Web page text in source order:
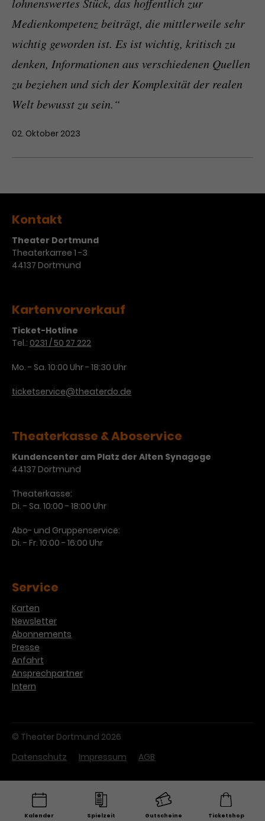
Medienkompetenz beiträgt, die mittlerweile sehr
wichtig geworden ist. Es ist wichtig, kritisch zu
denken, Informationen aus verschiedenen Quellen
zu beziehen und sich der Komplexität der realen
Welt bewusst zu sein.“
02. Oktober 2023
Kontakt
Theater Dortmund
Theaterkarree 1 -3
44137 Dortmund
Kartenvorverkauf
Ticket-Hotline
Tel.: 0231 / 50 27 222
Mo. - Sa. 10:00 Uhr - 18:30 Uhr
ticketservice@theaterdo.de
Theaterkasse & Aboservice
Kundencenter am Platz der Alten Synagoge
44137 Dortmund
Theaterkasse:
Di. - Sa. 10:00 - 18:00 Uhr
Abo- und Gruppenservice:
Di. - Fr. 10:00 - 16:00 Uhr
Service
Karten
Newsletter
Abonnements
Presse
Anfahrt
Ansprechpartner
Intern
© Theater Dortmund 2026
Datenschutz
Impressum AGB
Kalender Spielzeit Gutscheine Ticketshop